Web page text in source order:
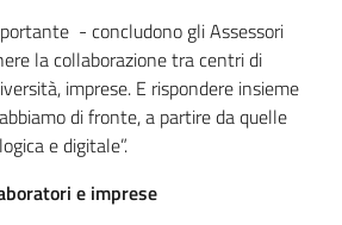
- concludono gli Assessori
la collaborazione tra centri di
imprese. E rispondere insieme
di fronte, a partire da quelle
e digitale”.
e imprese